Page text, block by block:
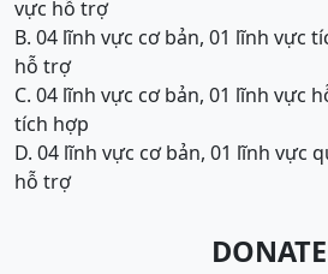
vực hỗ trợ
B. 04 lĩnh vực cơ bản, 01 lĩnh vực
hỗ trợ
C. 04 lĩnh vực cơ bản, 01 lĩnh vực
tích hợp
D. 04 lĩnh vực cơ bản, 01 lĩnh vực
hỗ trợ
DONATE